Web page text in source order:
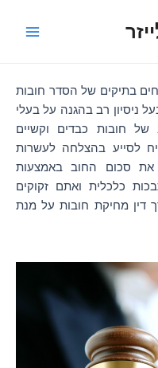
בתיקים של הסדר חובות
ניסיון רב בהגנה על בעלי
חובות כבדים וקשיים
לסייע בהצלחה לעשרות
את סכום החוב באמצעות
כלכלית ואתם זקוקים
דין מחיקת חובות על מנת